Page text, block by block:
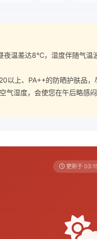
温差达8℃，湿度伴随气温
上、PA++的防晒护肤品
湿度，会使您在午后略感
更新于